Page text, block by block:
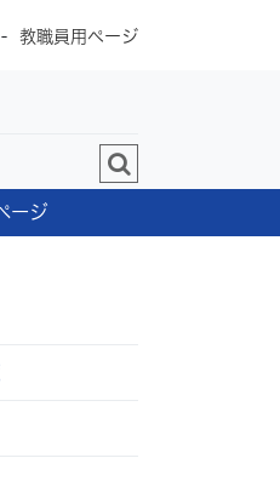
- 教職員用ページ
ージ